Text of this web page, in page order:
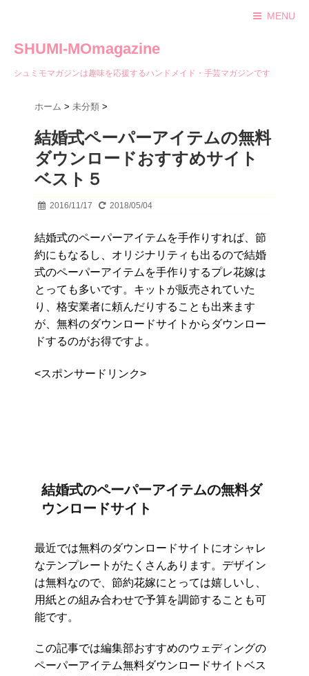
MENU
SHUMI-MOmagazine
シュミモマガジンは趣味を応援するハンドメイド・手芸マガジンです
ホーム > 未分類 >
結婚式ペーパーアイテムの無料
ダウンロードおすすめサイト
ベスト５
2016/11/17 2018/05/04
結婚式のペーパーアイテムを手作りすれば、節
約にもなるし、オリジナリティも出るので結婚
式のペーパーアイテムを手作りするプレ花嫁は
とっても多いです。キットが販売されていた
り、格安業者に頼んだりすることも出来ます
が、無料のダウンロードサイトからダウンロー
ドするのがお得ですよ。
<スポンサードリンク>
結婚式のペーパーアイテムの無料ダ
ウンロードサイト
最近では無料のダウンロードサイトにオシャレ
なテンプレートがたくさんあります。デザイン
は無料なので、節約花嫁にとっては嬉しいし、
用紙との組み合わせで予算を調節することも可
能です。
この記事では編集部おすすめのウェディングの
ペーパーアイテム無料ダウンロードサイトベス